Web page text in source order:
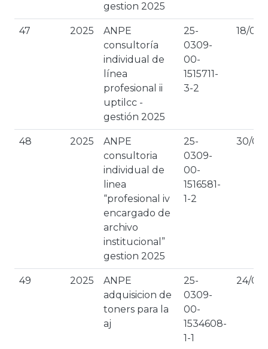
gestion 2025
47 2025
ANPE
consultoría
individual de
línea
profesional ii
uptilcc -
gestión 2025
25-
0309-
00-
1515711-
3-2
18/03/
48 2025
ANPE
consultoria
individual de
linea
“profesional iv
encargado de
archivo
institucional”
gestion 2025
25-
0309-
00-
1516581-
1-2
30/01/
49 2025
ANPE
adquisicion de
toners para la
aj
25-
0309-
00-
1534608-
1-1
24/